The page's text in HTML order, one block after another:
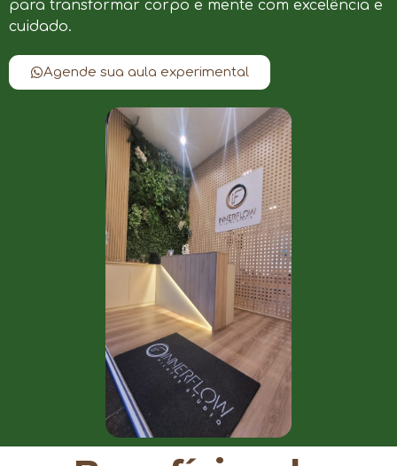
para transformar corpo e mente com excelência e
cuidado.
Agende sua aula experimental